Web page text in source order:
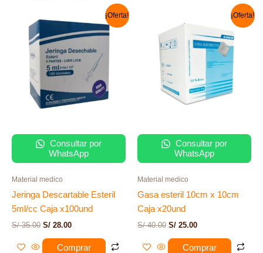
¡Oferta!
Consultar por
WhatsApp
Material medico
Jeringa Descartable Esteril
5ml/cc Caja x100und
S/35.00
precio
original
era:
S/ 35.00.
S/ 28.00
precio
actual
es:
S/ 28.00.
Comprar
¡Oferta!
Consultar por
WhatsApp
Material medico
Gasa esteril 10cm x 10cm
Caja x20und
S/40.00
precio
original
era:
S/ 40.00.
S/ 25.00
es:
S/ 25.00.
Comprar